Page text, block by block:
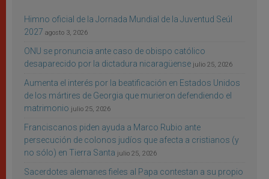
Himno oficial de la Jornada Mundial de la Juventud Seúl
2027 agosto 3, 2026
ONU se pronuncia ante caso de obispo católico
desaparecido por la dictadura nicaragüense julio 25, 2026
Aumenta el interés por la beatificación en Estados Unidos
de los mártires de Georgia que murieron defendiendo el
matrimonio julio 25, 2026
Franciscanos piden ayuda a Marco Rubio ante
persecución de colonos judíos que afecta a cristianos (y
no sólo) en Tierra Santa julio 25, 2026
Sacerdotes alemanes fieles al Papa contestan a su propio